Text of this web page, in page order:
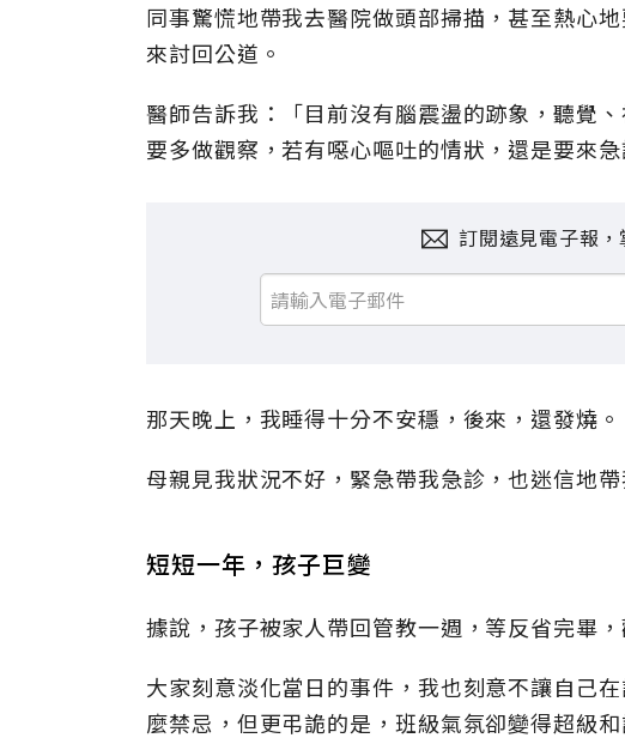
同事驚慌地帶我去醫院做頭部掃描，甚至熱心
來討回公道。
醫師告訴我：「目前沒有腦震盪的跡象，聽覺
要多做觀察，若有噁心嘔吐的情狀，還是要來急
訂閱遠見電子報
那天晚上，我睡得十分不安穩，後來，還發燒。
母親見我狀況不好，緊急帶我急診，也迷信地帶
短短一年，孩子巨變
據說，孩子被家人帶回管教一週，等反省完畢
大家刻意淡化當日的事件，我也刻意不讓自己
麼禁忌，但更弔詭的是，班級氣氛卻變得超級和